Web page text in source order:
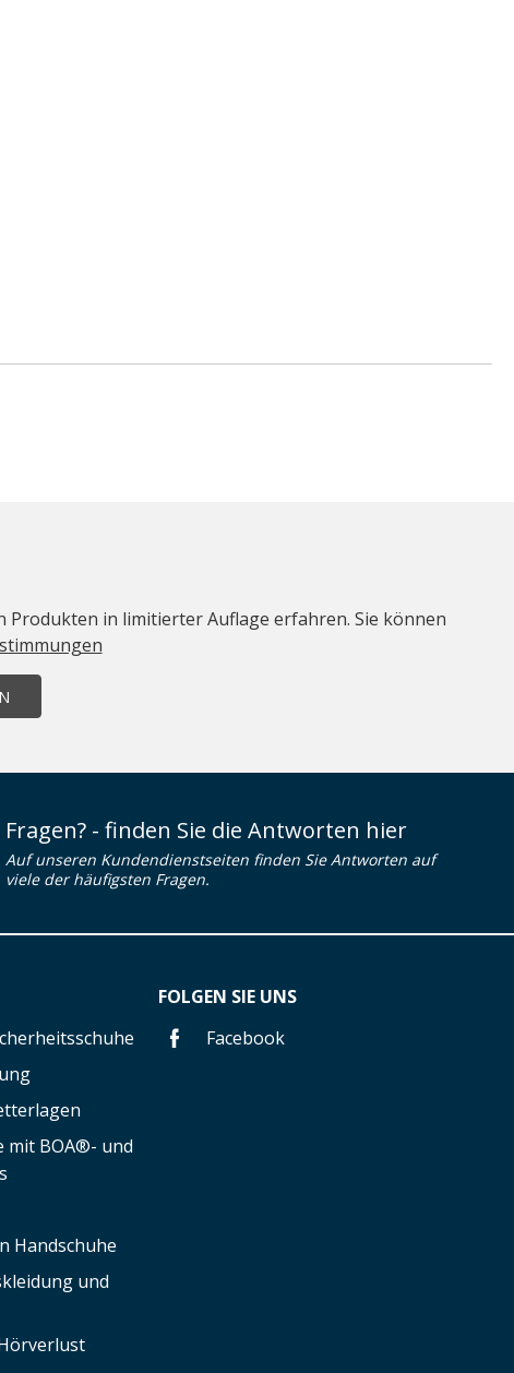
Produkten in limitierter Auflage erfahren. Sie können
Fragen? - finden Sie die Antworten hier
Auf unseren Kundendienstseiten finden Sie Antworten auf
viele der häufigsten Fragen.
mit BOA®- und
Handschuhe
und
FOLGEN SIE UNS
Facebook